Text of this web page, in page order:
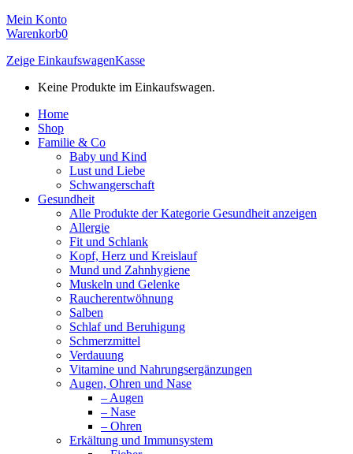
Mein Konto
Warenkorb0
Zeige EinkaufswagenKasse
Keine Produkte im Einkaufswagen.
Home
Shop
Familie & Co
Baby und Kind
Lust und Liebe
Schwangerschaft
Gesundheit
Alle Produkte der Kategorie Gesundheit anzeigen
Allergie
Fit und Schlank
Kopf, Herz und Kreislauf
Mund und Zahnhygiene
Muskeln und Gelenke
Raucherentwöhnung
Salben
Schlaf und Beruhigung
Schmerzmittel
Verdauung
Vitamine und Nahrungsergänzungen
Augen, Ohren und Nase
– Augen
– Nase
– Ohren
Erkältung und Immunsystem